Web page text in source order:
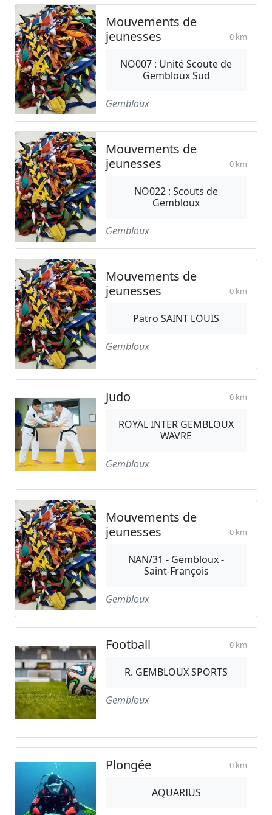
Mouvements de
jeunesses
0 km
NO007 : Unité Scoute de
Gembloux Sud
Gembloux
Mouvements de
jeunesses
0 km
NO022 : Scouts de
Gembloux
Gembloux
Mouvements de
jeunesses
0 km
Patro SAINT LOUIS
Gembloux
Judo 0 km
ROYAL INTER GEMBLOUX
WAVRE
Gembloux
Mouvements de
jeunesses
0 km
NAN/31 - Gembloux -
Saint-François
Gembloux
Football 0 km
R. GEMBLOUX SPORTS
Gembloux
Plongée 0 km
AQUARIUS